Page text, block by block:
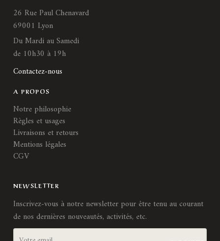
26 Rue Paul Chenavard
69001 Lyon
Du Mardi au Samedi
de 10h30 à 19h
Contactez-nous
A PROPOS
Notre philosophie
Règles et usages
Livraisons et retours
Mentions légales
CGV
NEWSLETTER
Inscrivez-vous à notre newsletter pour être tenu au courant
de nos dernières nouveautés, activités, etc.